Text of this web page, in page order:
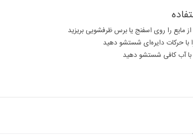
مایع را روی اسفنج یا برس ظرفشویی بریزید
با حرکات دایره‌ای شستشو دهید
با آب کافی شستشو دهید